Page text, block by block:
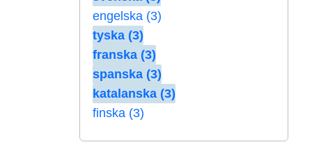
engelska (3)
tyska (3)
franska (3)
spanska (3)
katalanska (3)
finska (3)